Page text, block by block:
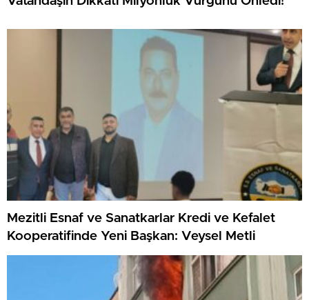
Mezitli Esnaf ve Sanatkarlar Kredi ve Kefalet
Kooperatifinde Yeni Başkan: Veysel Metli